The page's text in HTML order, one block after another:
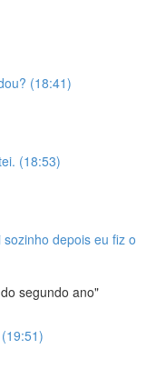
(18:41)
(18:53)
depois eu fiz o
segundo ano"